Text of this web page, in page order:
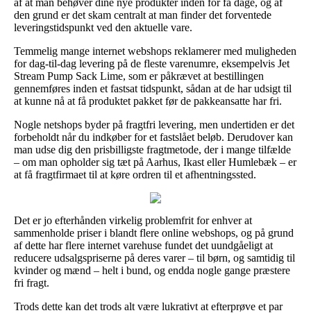
den grund er det skam centralt at man finder det forventede
leveringstidspunkt ved den aktuelle vare.
Temmelig mange internet webshops reklamerer med muligheden
for dag-til-dag levering på de fleste varenumre, eksempelvis Jet
Stream Pump Sack Lime, som er påkrævet at bestillingen
gennemføres inden et fastsat tidspunkt, sådan at de har udsigt til
at kunne nå at få produktet pakket før de pakkeansatte har fri.
Nogle netshops byder på fragtfri levering, men undertiden er det
forbeholdt når du indkøber for et fastslået beløb. Derudover kan
man udse dig den prisbilligste fragtmetode, der i mange tilfælde
– om man opholder sig tæt på Aarhus, Ikast eller Humlebæk – er
at få fragtfirmaet til at køre ordren til et afhentningssted.
Det er jo efterhånden virkelig problemfrit for enhver at
sammenholde priser i blandt flere online webshops, og på grund
af dette har flere internet varehuse fundet det uundgåeligt at
reducere udsalgspriserne på deres varer – til børn, og samtidig til
kvinder og mænd – helt i bund, og endda nogle gange præstere
fri fragt.
Trods dette kan det trods alt være lukrativt at efterprøve et par